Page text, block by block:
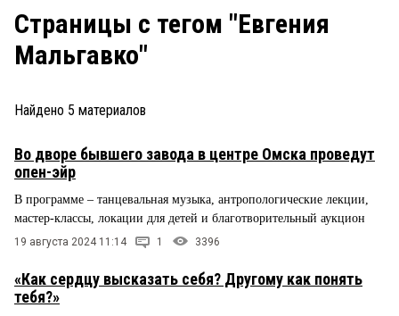
ЗАКОН
ПРОИСШЕСТВИЯ
СТИЛЬ ЖИЗНИ
Рейтинги
Страницы c тегом "Евгения
Мальгавко"
Найдено 5 материалов
Во дворе бывшего завода в центре Омска проведут
опен-эйр
В программе – танцевальная музыка, антропологические лекции,
мастер-классы, локации для детей и благотворительный аукцион
19 августа 2024 11:14 1 3396
«Как сердцу высказать себя? Другому как понять
тебя?»